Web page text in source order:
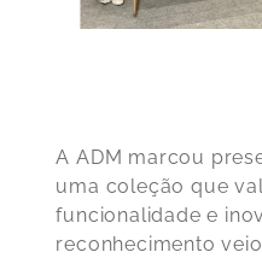
A ADM marcou
uma coleção que
funcionalidade e
reconhecimento